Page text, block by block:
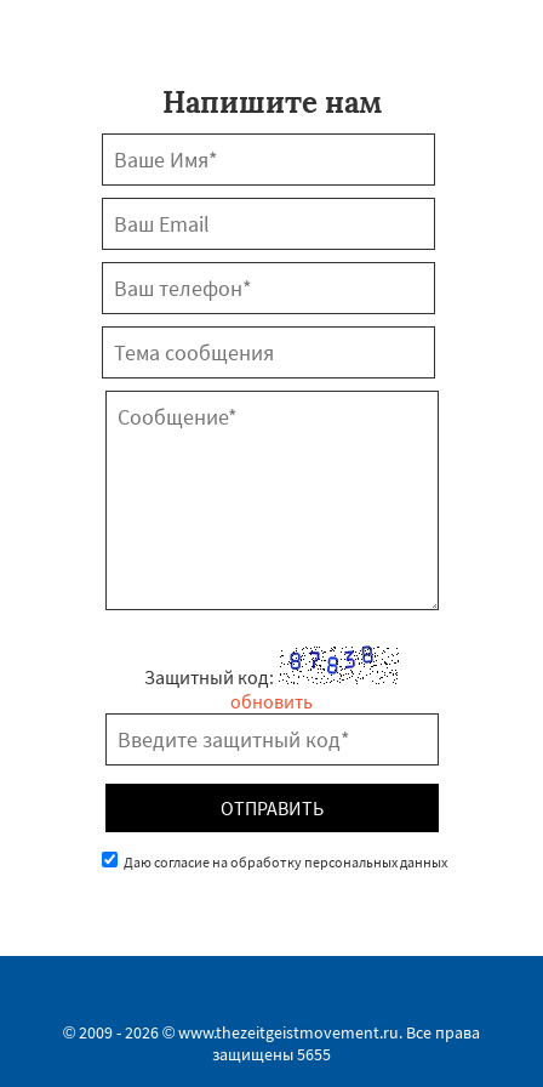
Напишите нам
Защитный код:
обновить
Даю согласие на обработку персональных данных
© 2009 - 2026 © www.thezeitgeistmovement.ru. Все права
защищены5655